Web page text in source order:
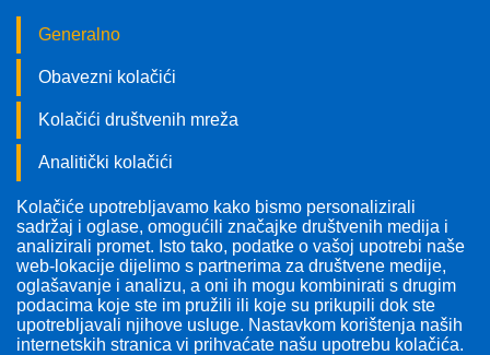
Pratite nas!
Odabrana tema: Karcinomi probavnog sustava
Generalno
Obavezni kolačići
Kolačići društvenih mreža
Analitički kolačići
Kolačiće upotrebljavamo kako bismo personalizirali
sadržaj i oglase, omogućili značajke društvenih medija i
analizirali promet. Isto tako, podatke o vašoj upotrebi naše
web-lokacije dijelimo s partnerima za društvene medije,
oglašavanje i analizu, a oni ih mogu kombinirati s drugim
podacima koje ste im pružili ili koje su prikupili dok ste
upotrebljavali njihove usluge. Nastavkom korištenja naših
internetskih stranica vi prihvaćate našu upotrebu kolačića.